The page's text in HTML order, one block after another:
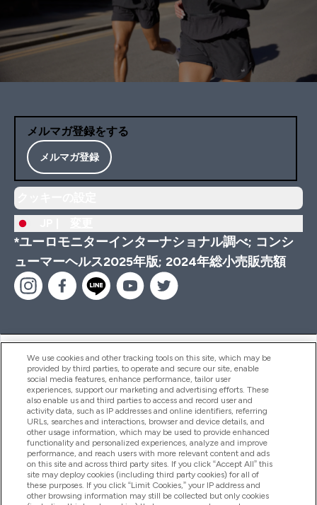
メルマガ登録をする
メルマガ登録
*ユーロモニターインターナショナル調べ; コンシ
ューマーヘルス2025年版; 2024年総小売販売額
ヘルプ＆ガイド
商品について
会社概要
特典＆ポイント
We use cookies and other tracking tools on this site, which may be
provided by third parties, to operate and secure our site, enable
social media features, enhance performance, tailor user
experiences, support our marketing and advertising efforts. These
also enable us and third parties to access and record user and
activity data, such as IP addresses and online identifiers, referring
URLs, searches and interactions, browser and device details, and
other usage information, which may be used to provide enhanced
functionality and personalized experiences, analyze and improve
performance, and reach users with more relevant content and ads
on this site and across third party sites. If you click “Accept All” this
site may deploy cookies (including third party cookies) for all of
these purposes. If you click “Limit Cookies,” your IP address and
other browsing information may still be collected but only cookies